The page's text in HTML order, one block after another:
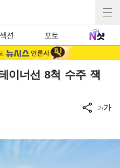
섹션 포토
이너선 8척 수주 잭
가가